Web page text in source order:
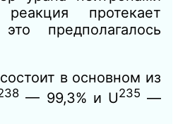
протекает
предполагалось
состоит в основном из
— 99,3% и U235 —